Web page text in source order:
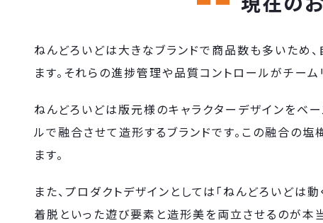
ねんどろいどは大きなブランドで商品数も多いため
ます。それらの進捗管理や品質コントロールがチーム
ねんどろいどは版元様のキャラクターデザインをベ
ルで融合させて造形するブランドです。この融合の
ます。
また、プロダクトデザインとしては「ねんどろいどは
着脱といった遊び要素と造形美を両立させるのが本